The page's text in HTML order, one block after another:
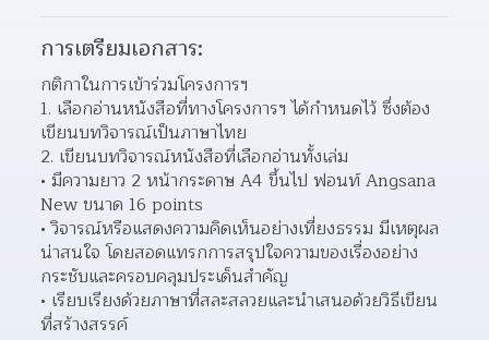
การเตรียมเอกสาร:
กติกาในการเข้าร่วมโครงการฯ
เลือกอ่านหนังสือที่ทางโครงการฯ ได้กำหนดไว้ ซึ่งต้อง
เขียนบทวิจารณ์เป็นภาษาไทย
เขียนบทวิจารณ์หนังสือที่เลือกอ่านทั้งเล่ม
มีความยาว 2 หน้ากระดาษ A4 ขึ้นไป ฟอนท์ Angsana
New ขนาด 16 points
วิจารณ์หรือแสดงความคิดเห็นอย่างเที่ยงธรรม มีเหตุผล
น่าสนใจ โดยสอดแทรกการสรุปใจความของเรื่องอย่าง
กระชับและครอบคลุมประเด็นสำคัญ
เรียบเรียงด้วยภาษาที่สละสลวยและนำเสนอด้วยวิธีเขียน
ที่สร้างสรรค์